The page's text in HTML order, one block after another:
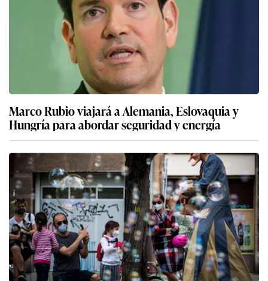
Marco Rubio viajará a Alemania, Eslovaquia y
Hungría para abordar seguridad y energía